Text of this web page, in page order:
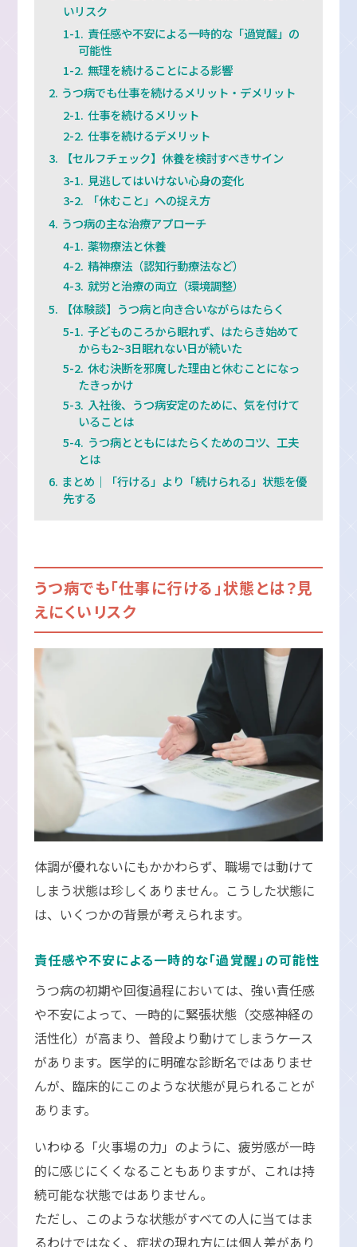
いリスク
責任感や不安による一時的な「過覚醒」の
可能性
無理を続けることによる影響
うつ病でも仕事を続けるメリット・デメリット
仕事を続けるメリット
仕事を続けるデメリット
【セルフチェック】休養を検討すべきサイン
見逃してはいけない心身の変化
「休むこと」への捉え方
うつ病の主な治療アプローチ
薬物療法と休養
精神療法（認知行動療法など）
就労と治療の両立（環境調整）
【体験談】うつ病と向き合いながらはたらく
子どものころから眠れず、はたらき始めて
からも2~3日眠れない日が続いた
休む決断を邪魔した理由と休むことになっ
たきっかけ
入社後、うつ病安定のために、気を付けて
いることは
うつ病とともにはたらくためのコツ、工夫
とは
まとめ｜「行ける」より「続けられる」状態を優
先する
うつ病でも「仕事に行ける」状態とは？見
えにくいリスク
体調が優れないにもかかわらず、職場では動けて
しまう状態は珍しくありません。こうした状態に
は、いくつかの背景が考えられます。
責任感や不安による一時的な「過覚醒」の可能性
うつ病の初期や回復過程においては、強い責任感
や不安によって、一時的に緊張状態（交感神経の
活性化）が高まり、普段より動けてしまうケース
があります。医学的に明確な診断名ではありませ
んが、臨床的にこのような状態が見られることが
あります。
いわゆる「火事場の力」のように、疲労感が一時
的に感じにくくなることもありますが、これは持
続可能な状態ではありません。
ただし、このような状態がすべての人に当てはま
るわけではなく、症状の現れ方には個人差があり